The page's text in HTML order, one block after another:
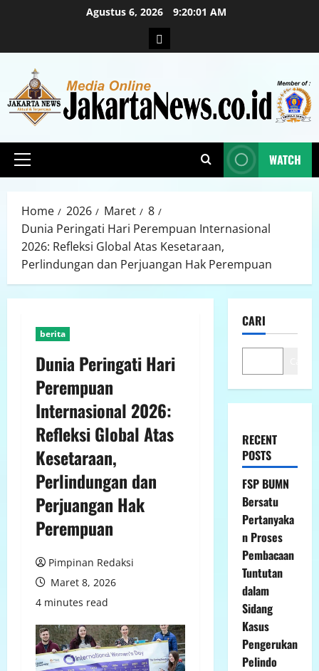
Agustus 6, 2026 9:20:02 AM
WATCH
Home 2026 Maret
8
Dunia Peringati Hari Perempuan Internasional
2026: Refleksi Global Atas Kesetaraan,
Perlindungan dan Perjuangan Hak Perempuan
berita
Dunia Peringati Hari
Perempuan
Internasional 2026:
Refleksi Global Atas
Kesetaraan,
Perlindungan dan
Perjuangan Hak
Perempuan
Pimpinan Redaksi
Maret 8, 2026
4 minutes read
CARI
RECENT
POSTS
FSP BUMN
Bersatu
Pertanyaka
n Proses
Pembacaan
Tuntutan
dalam
Sidang
Kasus
Pengerukan
Pelindo